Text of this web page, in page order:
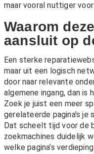
maar vooral nuttiger
Waarom
aansluit op
Een sterke
maar uit een logisch
door naar relevante
algemene ingang, dan is
Zoek je juist een meer
gerelateerde pagina’s je
Dat scheelt tijd voor de
zoekmachines duidelijk
welke pagina’s